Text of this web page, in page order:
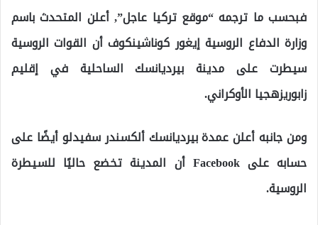
فبحسب ما ترجمه “موقع تركيا عاجل”, أعلن المتحدث باسم
وزارة الدفاع الروسية إيغور كوناشينكوف أن القوات الروسية
سيطرت على مدينة بيرديانسك الساحلية في إقليم
زابوريزهجيا الأوكراني.
ومن جانبه أعلن عمدة بيرديانسك ألكسندر سفيدلو أيضًا على
حسابه على Facebook أن المدينة تخضع حاليًا للسيطرة
الروسية.